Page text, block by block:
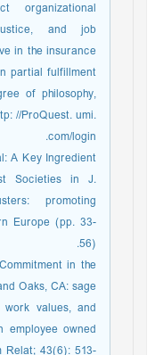
organizational
justice, and job
in the insurance
partial fulfillment
of philosophy,
//ProQuest. umi.
com/login.
A Key Ingredient
Societies in J.
promoting
Europe (pp. 33-
56).
in the
Oaks, CA: sage.
values, and
employee owned